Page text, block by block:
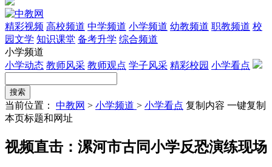
精彩视频 高校频道 中学频道 小学频道 幼教频道 职教频道 校
园文学 知识课堂 备考升学 综合频道
小学频道
小学动态 教师风采 教师观点 学子风采 精彩校园 小学看点
当前位置： 中教网 > 小学频道 > 小学看点 复制内容 一键复制
本页标题和网址
视频直击：漯河市古同小学反恐演练现场